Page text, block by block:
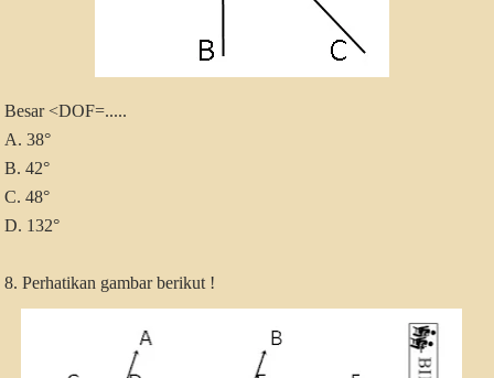
Besar <DOF=.....
A. 38°
B. 42°
C. 48°
D. 132°
8. Perhatikan gambar berikut !